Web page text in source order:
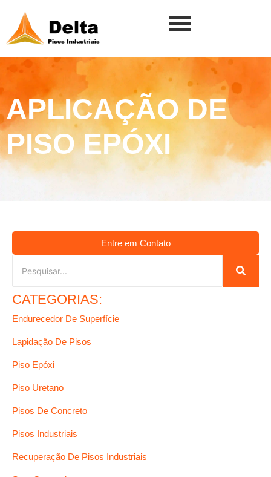
APLICAÇÃO DE
PISO EPÓXI
Entre em Contato
CATEGORIAS:
Endurecedor De Superfície
Lapidação De Pisos
Piso Epóxi
Piso Uretano
Pisos De Concreto
Pisos Industriais
Recuperação De Pisos Industriais